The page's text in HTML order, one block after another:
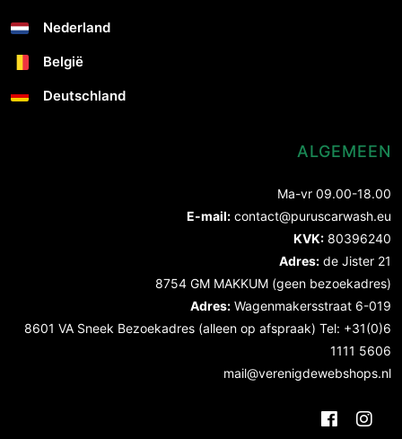
Nederland
België
Deutschland
ALGEMEEN
Ma-vr 09.00-18.00
E-mail: contact@puruscarwash.eu
KVK: 80396240
Adres: de Jister 21
8754 GM MAKKUM (geen bezoekadres)
Adres: Wagenmakersstraat 6-019
8601 VA Sneek Bezoekadres (alleen op afspraak) Tel: +31(0)6
1111 5606
mail@verenigdewebshops.nl